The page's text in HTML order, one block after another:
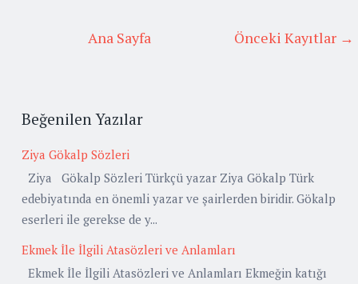
Önceki Kayıtlar →
Ana Sayfa
Beğenilen Yazılar
Ziya Gökalp Sözleri
Ziya Gökalp Sözleri Türkçü yazar Ziya Gökalp Türk
edebiyatında en önemli yazar ve şairlerden biridir. Gökalp
eserleri ile gerekse de y...
Ekmek İle İlgili Atasözleri ve Anlamları
Ekmek İle İlgili Atasözleri ve Anlamları Ekmeğin katığı